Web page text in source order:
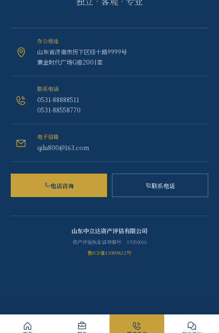
办公地址
山东省济南市历下区经十路9999号
黄金时代广场G座2001室
联系电话
0531-88888511
0531-88558770
电子信箱
qilu800@163.com
电话咨询 联系电话
山东中立达资产评估有限公司
资产评估执业证书编号：37050010
鲁ICP备13009822号